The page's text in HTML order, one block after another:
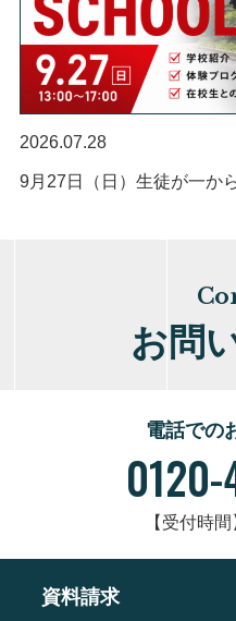
2026.07.28
9月27日（日）生徒が一か
お問
電話での
【受付時
資料請求